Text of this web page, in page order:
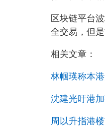
区块链平台
全交易，但
相关文章：
林帼瑛称本
沈建光吁港
周以升指港